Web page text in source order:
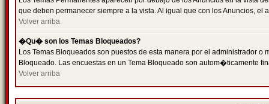
que deben permanecer siempre a la vista. Al igual que con los Anuncios,
Volver arriba
�Qu� son los Temas Bloqueados?
Los Temas Bloqueados son puestos de esta manera por el administrador
Bloqueado. Las encuestas en un Tema Bloqueado son autom�ticamente
Volver arriba